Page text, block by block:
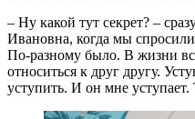
– Ну какой тут секрет? –
Ивановна, когда мы
По‑разному было. В жизни
относиться к друг другу.
уступить. И он мне